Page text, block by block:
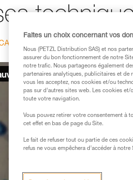
EN SALLE ET EN FALAISE
Faites un choix concernant vos
Nous (PETZL Distribution SAS) et nos
assurer du bon fonctionnement de notre
notre trafic. Nous partageons également
partenaires analytiques, publicitaires et de
vous les acceptez, nos cookies et/ou
pas sur d’autres sites web. Les cookies
toute votre navigation.
Vous pouvez retirer votre consentement à
cet effet en bas de page du Site.
Le fait de refuser tout ou partie de ces
refus ne vous empêchera d’accéder à notre